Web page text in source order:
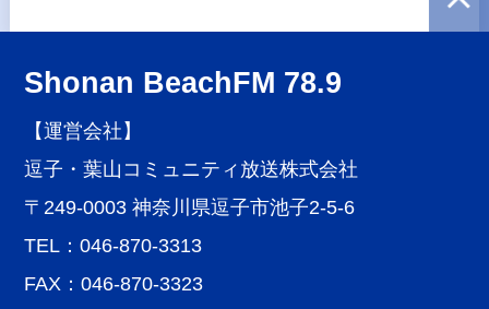
Shonan BeachFM 78.9
【運営会社】
逗子・葉山コミュニティ放送株式会社
〒249-0003 神奈川県逗子市池子2-5-6
TEL：046-870-3313
FAX：046-870-3323